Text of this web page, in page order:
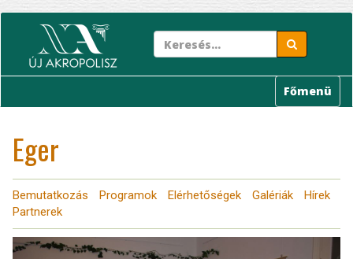
tartalomra
Főmenü
Eger
Bemutatkozás Programok Elérhetőségek Galériák
Hírek
Partnerek